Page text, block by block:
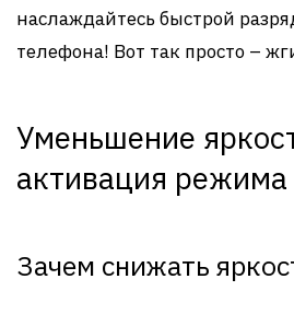
наслаждайтесь быстрой
телефона! Вот так просто –
Уменьшение
активация
Зачем снижать